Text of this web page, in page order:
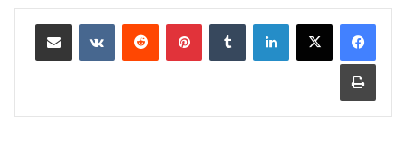
لينكدإن بينتيريست مشاركة عبر البريد
طباعة